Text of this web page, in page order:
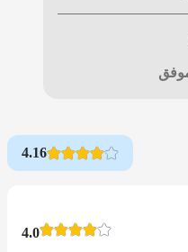
4.16
4.0